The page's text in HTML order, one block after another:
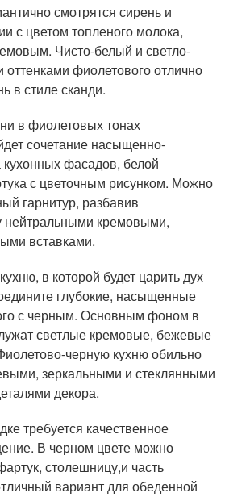
смотрятся сирень и
с цветом топленого молока,
Чисто-белый и светло-
фиолетового отлично
в стиле сканди.
в фиолетовых тонах
сочетание насыщенно-
кухонных фасадов, белой
с цветочным рисунком. Можно
гарнитур, разбавив
кремовыми,
вставками.
в которой будет царить дух
глубокие, насыщенные
с черным. Основным фоном в
светлые кремовые, бежевые
черную кухню обильно
зеркальными и стеклянными
декора.
требуется качественное
В черном цвете можно
столешницу,и часть
вариант для обеденной